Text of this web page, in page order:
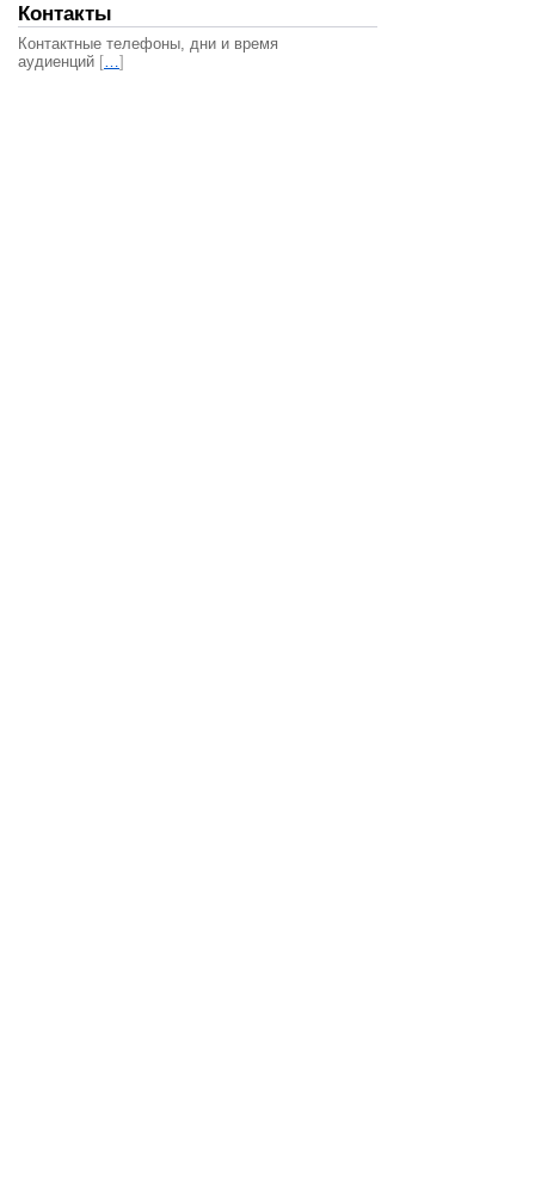
Контакты
Контактные телефоны, дни и время
аудиенций […]